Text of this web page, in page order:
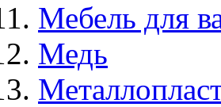
Мебель для
Медь